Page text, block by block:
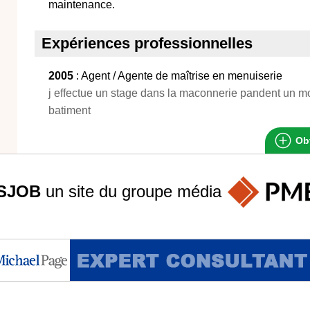
maintenance.
Expériences professionnelles
2005 : Agent / Agente de maîtrise en menuiserie
j effectue un stage dans la maconnerie pandent un
batiment
un site du groupe média